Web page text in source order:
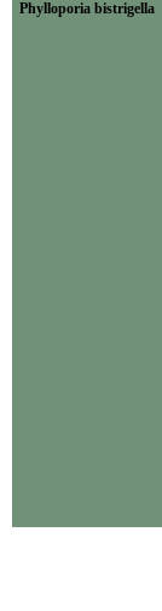
Phylloporia bistrigella